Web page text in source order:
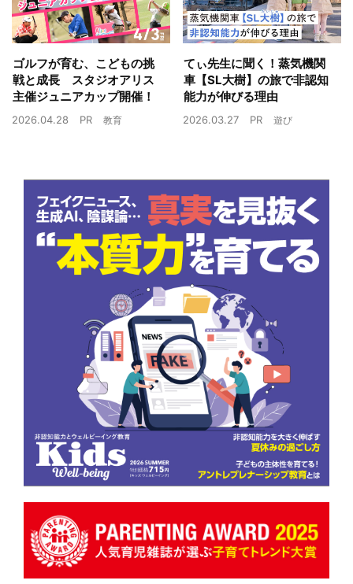
ゴルフが育む、こどもの挑
戦と成長 スタジオアリス
主催ジュニアカップ開催！
2026.04.28 PR 教育
てぃ先生に聞く！蒸気機関
車【SL大樹】の旅で非認知
能力が伸びる理由
2026.03.27 PR 遊び